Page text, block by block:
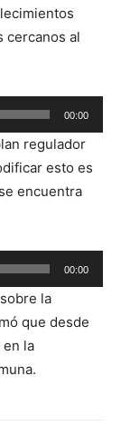
cercanos al
00:00
regulador
esto es
encuentra
00:00
la
que desde
en la